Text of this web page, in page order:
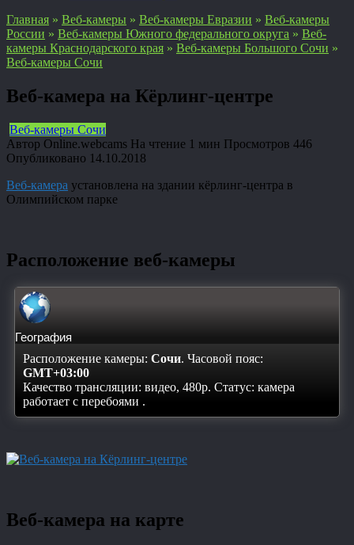
Главная » Веб-камеры » Веб-камеры Евразии » Веб-камеры
России » Веб-камеры Южного федерального округа » Веб-
камеры Краснодарского края » Веб-камеры Большого Сочи »
Веб-камеры Сочи
Веб-камера на Кёрлинг-центре
Веб-камеры Сочи
Автор Online.webcams На чтение 1 мин Просмотров 446
Опубликовано 14.10.2018
Веб-камера установлена на здании кёрлинг-центра в
Олимпийском парке
Расположение веб-камеры
География
Расположение камеры: Сочи. Часовой пояс:
GMT+03:00
Качество трансляции: видео, 480p. Статус: камера
работает с перебоями .
Веб-камера на карте